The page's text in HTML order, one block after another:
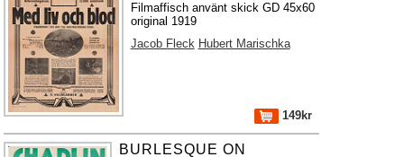
Filmaffisch använt skick GD 45x60
original 1919
Jacob Fleck Hubert Marischka
149kr
BURLESQUE ON